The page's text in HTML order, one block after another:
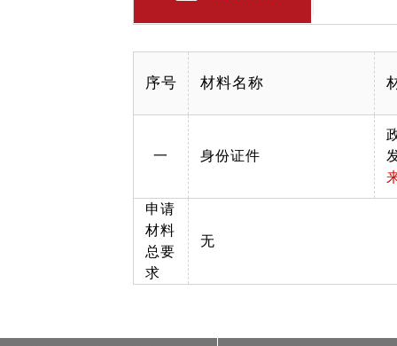
序号 材料名称
一 身份证件
申请
材料
总要
求
无